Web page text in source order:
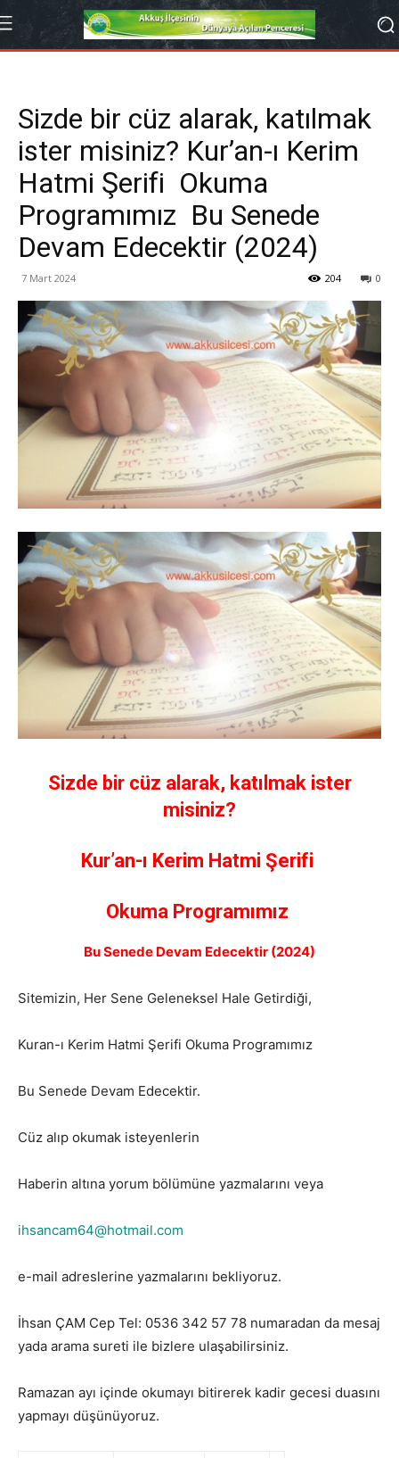
Sizde bir cüz alarak, katılmak
ister misiniz? Kur’an-ı Kerim
Hatmi Şerifi Okuma
Programımız Bu Senede
Devam Edecektir (2024)
7 Mart 2024 0
204
Sizde bir cüz alarak, katılmak ister
misiniz?
Kur’an-ı Kerim Hatmi Şerifi
Okuma Programımız
Bu Senede Devam Edecektir (2024)
Sitemizin, Her Sene Geleneksel Hale Getirdiği,
Kuran-ı Kerim Hatmi Şerifi Okuma Programımız
Bu Senede Devam Edecektir.
Cüz alıp okumak isteyenlerin
Haberin altına yorum bölümüne yazmalarını veya
ihsancam64@hotmail.com
e-mail adreslerine yazmalarını bekliyoruz.
İhsan ÇAM Cep Tel: 0536 342 57 78 numaradan da mesaj
yada arama sureti ile bizlere ulaşabilirsiniz.
Ramazan ayı içinde okumayı bitirerek kadir gecesi duasını
yapmayı düşünüyoruz.